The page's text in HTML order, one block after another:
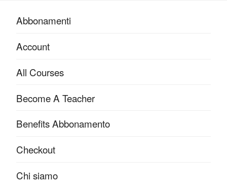
Abbonamenti
Account
All Courses
Become A Teacher
Benefits Abbonamento
Checkout
Chi siamo